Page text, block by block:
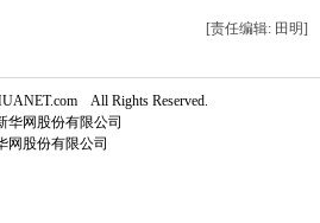
[责任编辑: 田明]
All Rights Reserved.
网股份有限公司
网股份有限公司